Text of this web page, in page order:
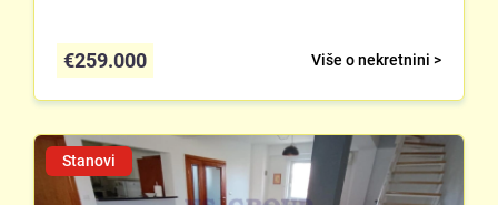
Više o nekretnini >
€259.000
Stanovi